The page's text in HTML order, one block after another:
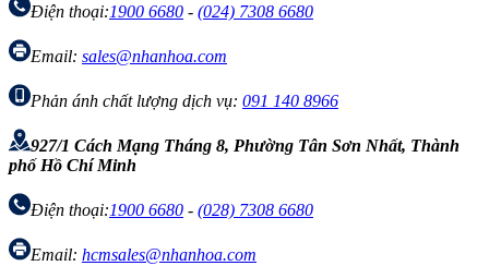
Điện thoại:1900 6680 - (024) 7308 6680
Email: sales@nhanhoa.com
Phản ánh chất lượng dịch vụ: 091 140 8966
927/1 Cách Mạng Tháng 8, Phường Tân Sơn Nhất, Thành
phố Hồ Chí Minh
Điện thoại:1900 6680 - (028) 7308 6680
Email: hcmsales@nhanhoa.com